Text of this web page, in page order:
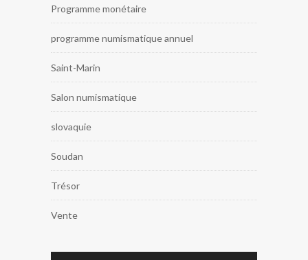
Programme monétaire
programme numismatique annuel
Saint-Marin
Salon numismatique
slovaquie
Soudan
Trésor
Vente